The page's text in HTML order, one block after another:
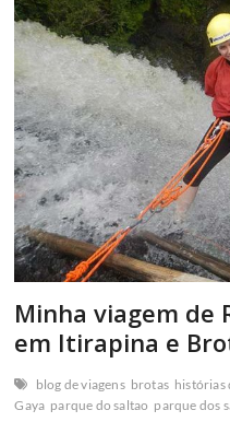
Minha viagem de
em Itirapina e
blog de viagens brotas histórias
Gaya parque do saltao parque dos